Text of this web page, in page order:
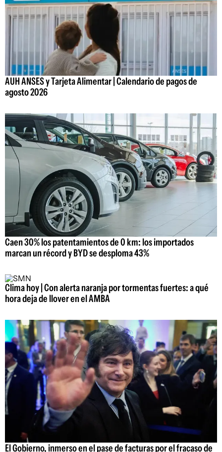
AUH ANSES y Tarjeta Alimentar | Calendario de pagos de
agosto 2026
Caen 30% los patentamientos de 0 km: los importados
marcan un récord y BYD se desploma 43%
Clima hoy | Con alerta naranja por tormentas fuertes: a qué
hora deja de llover en el AMBA
El Gobierno, inmerso en el pase de facturas por el fracaso de